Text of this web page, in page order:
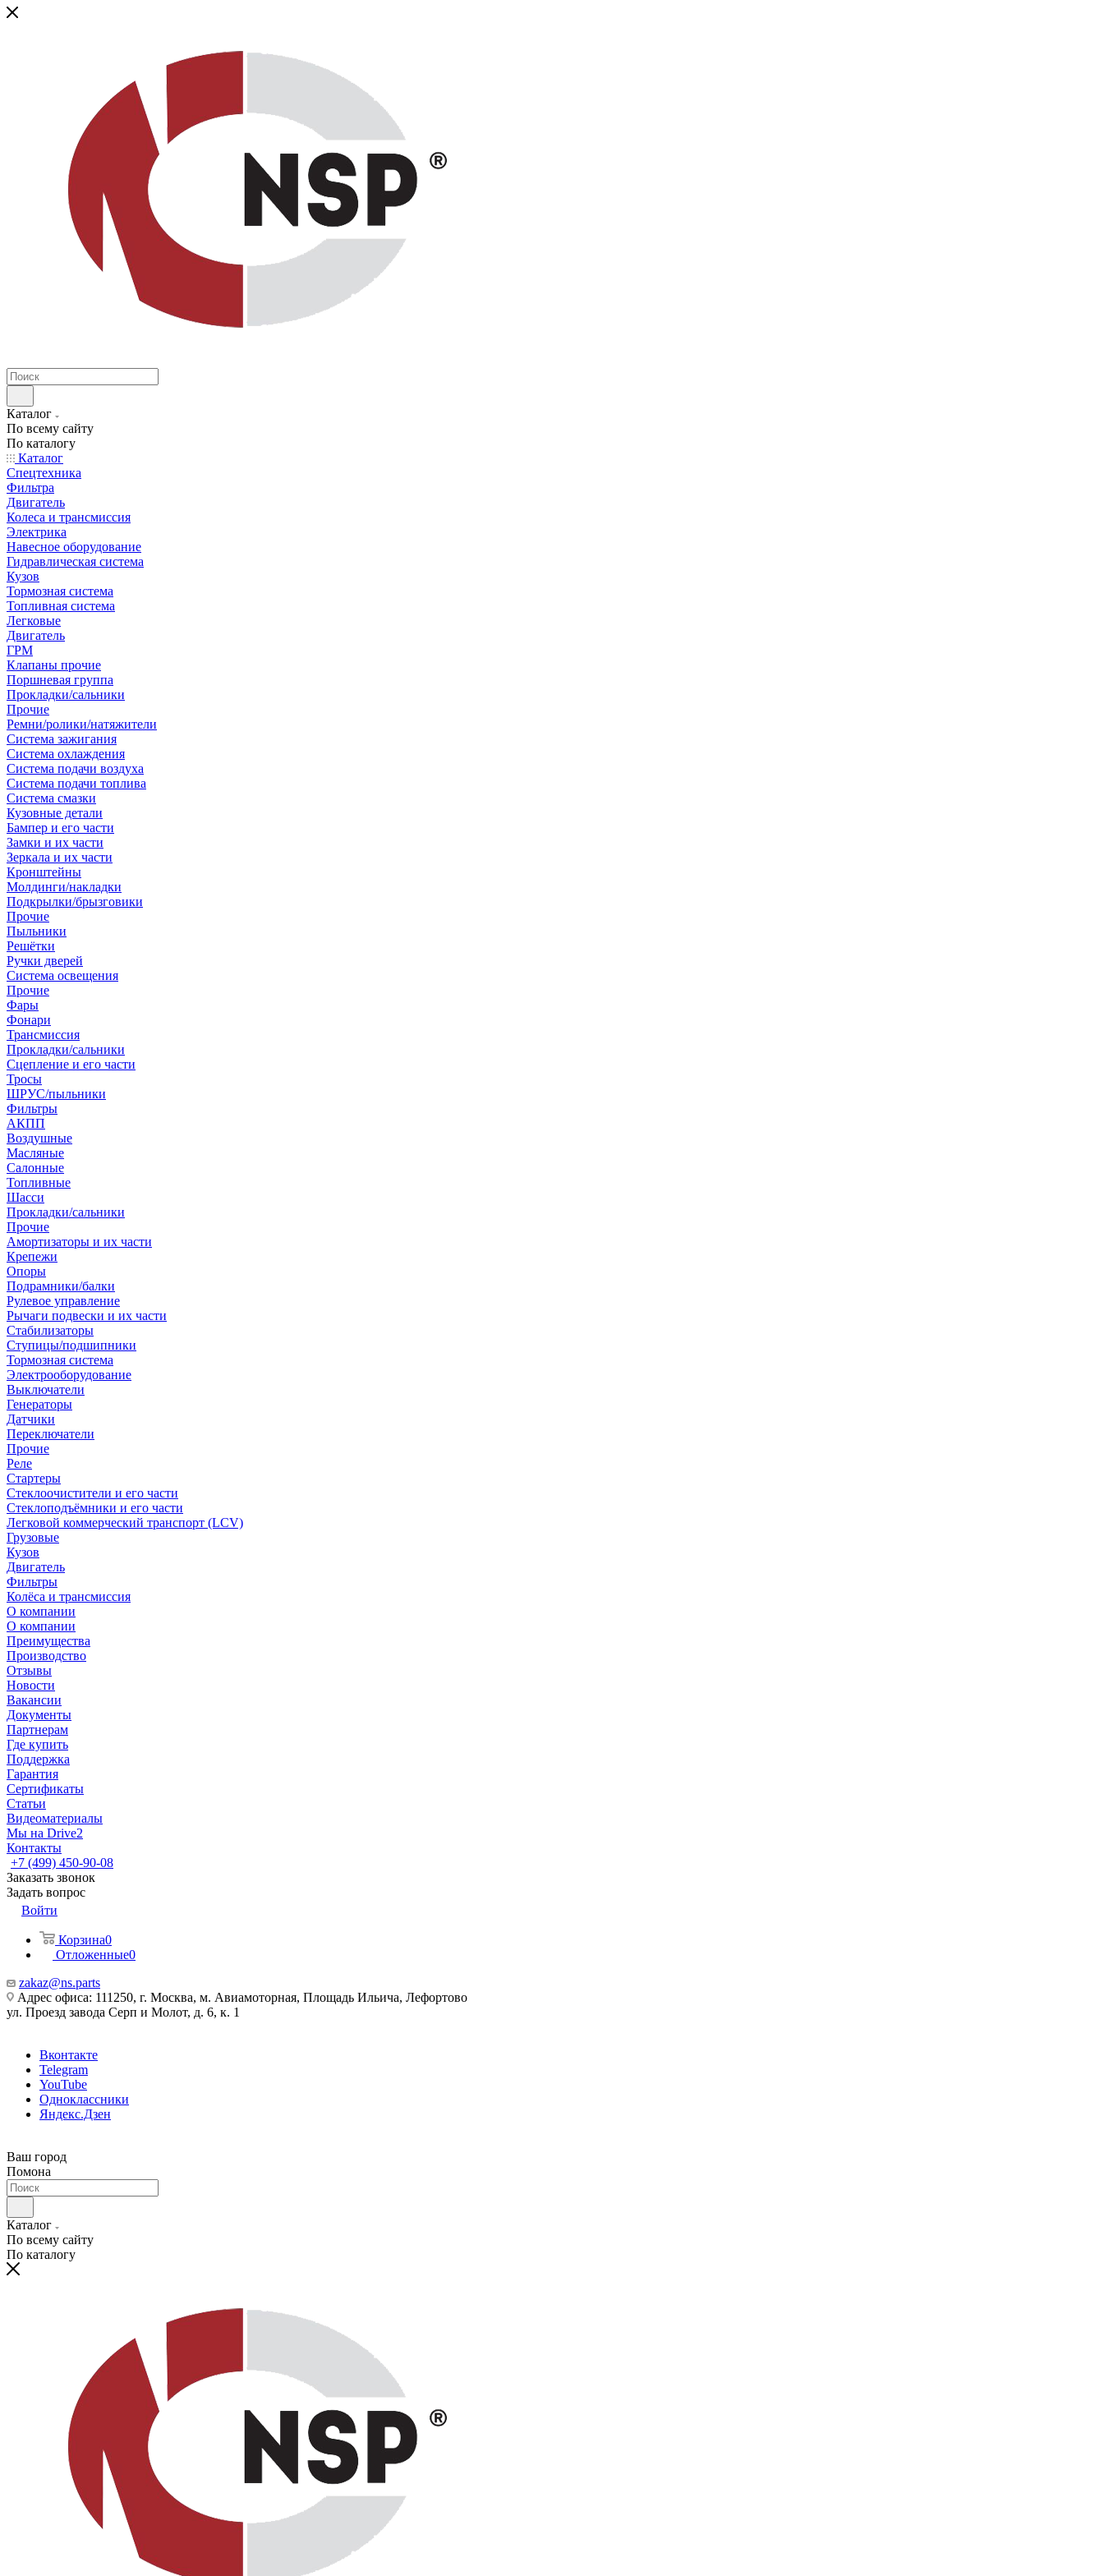
Каталог
По всему сайту
По каталогу
Каталог
Спецтехника
Фильтра
Двигатель
Колеса и трансмиссия
Электрика
Навесное оборудование
Гидравлическая система
Кузов
Тормозная система
Топливная система
Легковые
Двигатель
ГРМ
Клапаны прочие
Поршневая группа
Прокладки/сальники
Прочие
Ремни/ролики/натяжители
Система зажигания
Система охлаждения
Система подачи воздуха
Система подачи топлива
Система смазки
Кузовные детали
Бампер и его части
Замки и их части
Зеркала и их части
Кронштейны
Молдинги/накладки
Подкрылки/брызговики
Прочие
Пыльники
Решётки
Ручки дверей
Система освещения
Прочие
Фары
Фонари
Трансмиссия
Прокладки/сальники
Сцепление и его части
Тросы
ШРУС/пыльники
Фильтры
АКПП
Воздушные
Масляные
Салонные
Топливные
Шасси
Прокладки/сальники
Прочие
Амортизаторы и их части
Крепежи
Опоры
Подрамники/балки
Рулевое управление
Рычаги подвески и их части
Стабилизаторы
Ступицы/подшипники
Тормозная система
Электрооборудование
Выключатели
Генераторы
Датчики
Переключатели
Прочие
Реле
Стартеры
Стеклоочистители и его части
Стеклоподъёмники и его части
Легковой коммерческий транспорт (LCV)
Грузовые
Кузов
Двигатель
Фильтры
Колёса и трансмиссия
О компании
О компании
Преимущества
Производство
Отзывы
Новости
Вакансии
Документы
Партнерам
Где купить
Поддержка
Гарантия
Сертификаты
Статьи
Видеоматериалы
Мы на Drive2
Контакты
+7 (499) 450-90-08
Заказать звонок
Задать вопрос
Войти
Корзина0
Отложенные0
zakaz@ns.parts
Адрес офиса: 111250, г. Москва, м. Авиамоторная, Площадь Ильича, Лефортово
ул. Проезд завода Серп и Молот, д. 6, к. 1
Вконтакте
Telegram
YouTube
Одноклассники
Яндекс.Дзен
Ваш город
Помона
Каталог
По всему сайту
По каталогу